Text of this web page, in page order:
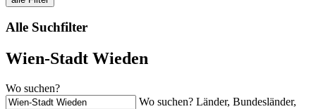
Alle Suchfilter
Wien-Stadt Wieden
Wo suchen?
Wo suchen? Länder, Bundesländer,